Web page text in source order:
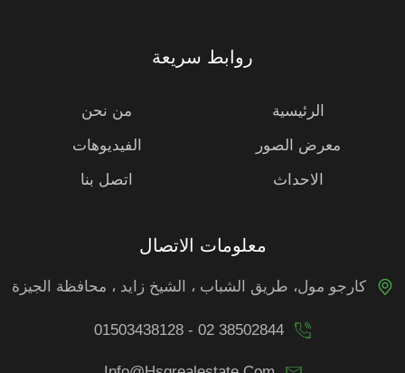
روابط سريعة
الرئيسية
من نحن
معرض الصور
الفيديوهات
الاحداث
اتصل بنا
معلومات الاتصال
كارجو مول، طريق الشباب ، الشيخ زايد ، محافظة الجيزة
01503438128 - 02 38502844